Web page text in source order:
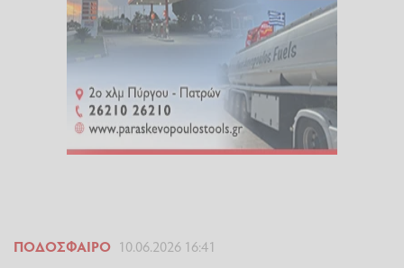
ΠΟΔΌΣΦΑΙΡΟ 10.06.2026 16:41